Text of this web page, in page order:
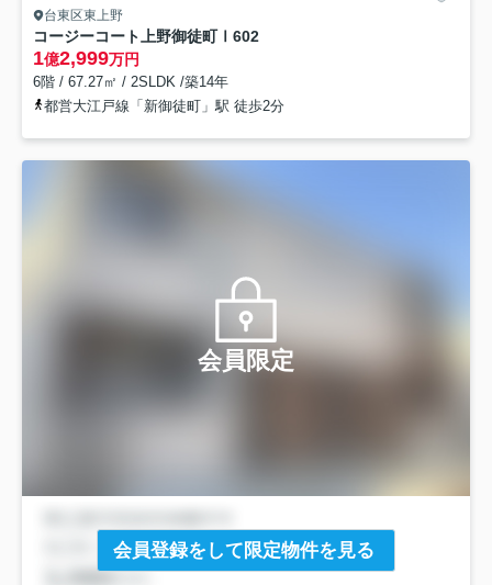
台東区東上野
コージーコート上野御徒町Ⅰ 602
1億2,999万円
6階 / 67.27㎡ / 2SLDK /築14年
都営大江戸線「新御徒町」駅 徒歩2分
会員限定
会員登録をして限定物件を見る